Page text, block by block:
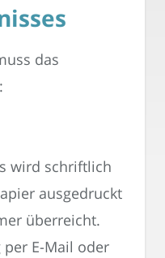
das
wird schriftlich
ausgedruckt
überreicht.
E-Mail oder